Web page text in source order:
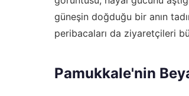
güneşin doğduğu bir anın
peribacaları da ziyaretçileri
Pamukkale'nin